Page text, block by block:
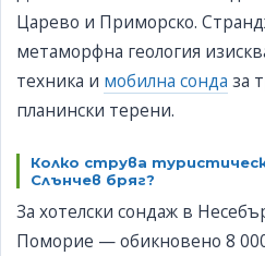
Царево и Приморско.
метаморфна геология
техника и мобилна сонда за
планински терени.
Колко струва
Слънчев бряг?
За хотелски сондаж в
Поморие — обикновено 8